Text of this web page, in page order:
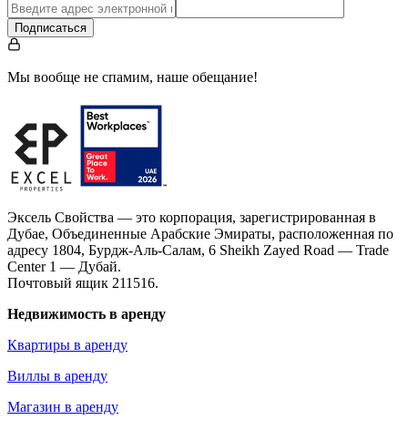
Подписаться
Мы вообще не спамим, наше обещание!
Эксель Свойства — это корпорация, зарегистрированная в
Дубае, Объединенные Арабские Эмираты, расположенная по
адресу 1804, Бурдж-Аль-Салам, 6 Sheikh Zayed Road — Trade
Center 1 — Дубай.
Почтовый ящик 211516.
Недвижимость в аренду
Квартиры в аренду
Виллы в аренду
Магазин в аренду